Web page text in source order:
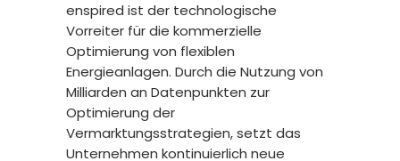
enspired ist der technologische
Vorreiter für die kommerzielle
Optimierung von flexiblen
Energieanlagen. Durch die Nutzung von
Milliarden an Datenpunkten zur
Optimierung der
Vermarktungsstrategien, setzt das
Unternehmen kontinuierlich neue